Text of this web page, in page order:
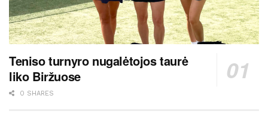
Teniso turnyro nugalėtojos taurė
liko Biržuose
0 SHARES